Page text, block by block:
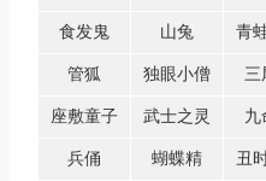
食发鬼 山兔 青
管狐 独眼小僧 三
座敷童子 武士之灵 九
兵俑 蝴蝶精 丑